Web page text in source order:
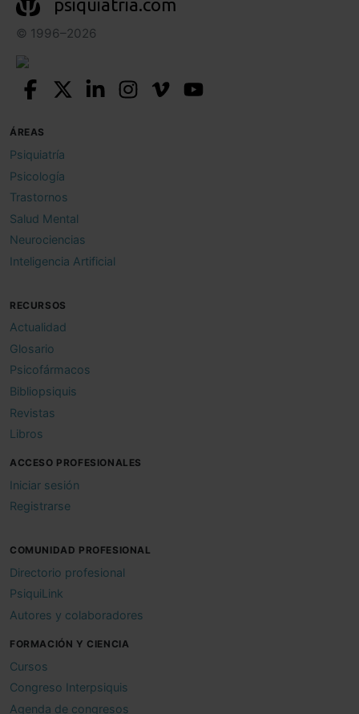
psiquiatria.com
© 1996–2026
ÁREAS
Psiquiatría
Psicología
Trastornos
Salud Mental
Neurociencias
Inteligencia Artificial
RECURSOS
Actualidad
Glosario
Psicofármacos
Bibliopsiquis
Revistas
Libros
ACCESO PROFESIONALES
Iniciar sesión
Registrarse
COMUNIDAD PROFESIONAL
Directorio profesional
PsiquiLink
Autores y colaboradores
FORMACIÓN Y CIENCIA
Cursos
Congreso Interpsiquis
Agenda de congresos